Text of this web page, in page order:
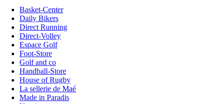
Basket-Center
Daily Bikers
Direct Running
Direct-Volley
Espace Golf
Foot-Store
Golf and co
Handball-Store
House of Rugby
La sellerie de Maé
Made in Paradis